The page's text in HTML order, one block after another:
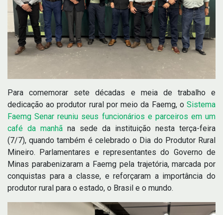
Para comemorar sete décadas e meia de trabalho e
dedicação ao produtor rural por meio da Faemg, o Sistema
Faemg Senar reuniu seus funcionários e parceiros em um
café da manhã na sede da instituição nesta terça-feira
(7/7), quando também é celebrado o Dia do Produtor Rural
Mineiro. Parlamentares e representantes do Governo de
Minas parabenizaram a Faemg pela trajetória, marcada por
conquistas para a classe, e reforçaram a importância do
produtor rural para o estado, o Brasil e o mundo.